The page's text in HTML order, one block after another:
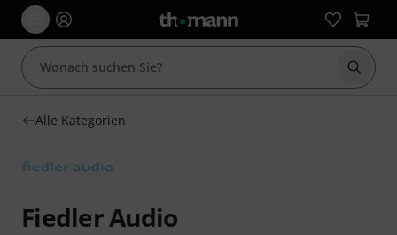
Suche
Alle Kategorien
Fiedler Audio